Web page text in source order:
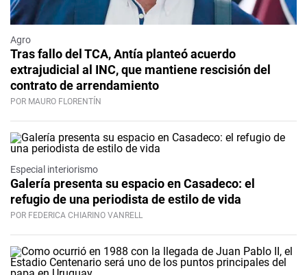
Agro
Tras fallo del TCA, Antía planteó acuerdo
extrajudicial al INC, que mantiene rescisión del
contrato de arrendamiento
POR MAURO FLORENTÍN
Especial interiorismo
Galería presenta su espacio en Casadeco: el
refugio de una periodista de estilo de vida
POR FEDERICA CHIARINO VANRELL